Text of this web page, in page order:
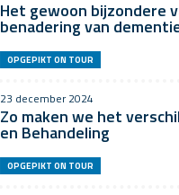
Het gewoon bijzondere
benadering van
OPGEPIKT ON TOUR
23 december 2024
Zo maken we het
en Behandeling
OPGEPIKT ON TOUR